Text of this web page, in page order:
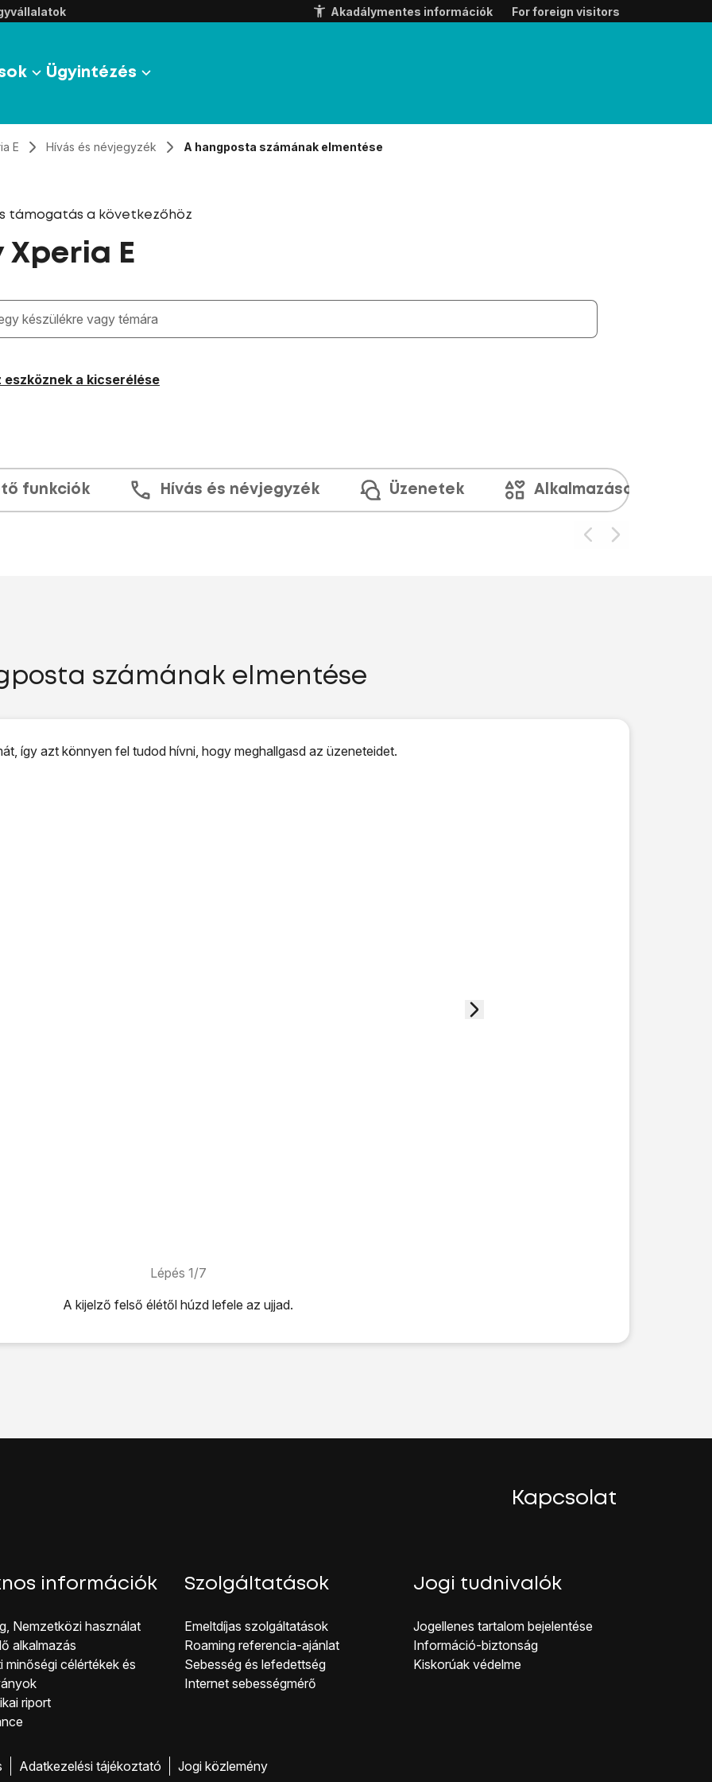
Akadálymentes információk For foreign visitors
Ügyintézés
E Hívás és névjegyzék A hangposta számának elmentése
támogatás a következőhöz
Xperia E
megjelennek a keresési javaslatok a mező alatt
eszköznek a kicserélése
funkciók Hívás és névjegyzék Üzenetek Alkalmazások és
számának elmentése
így azt könnyen fel tudod hívni, hogy meghallgasd az üzeneteidet.
Lépés 1/7
A kijelző felső élétől húzd lefele az ujjad.
.
Kapcsolat
információk
Nemzetközi használat
alkalmazás
minőségi célérté kek és
riport
Szolgáltatások
Emeltdíjas szolgáltatások
Roaming referencia-ajánlat
Sebesség és lefedettség
Internet sebességmérő
Jogi tudnivalók
Jogellenes ta rtalom bejelentése
Inf ormáció-biztonság
Kiskorúak véd elme
Adatkezelési tájékoztató Jogi közlemény